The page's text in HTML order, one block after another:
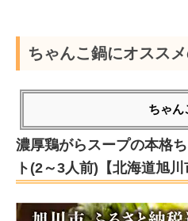
ちゃんこ鍋にオススメ
ちゃん
濃厚鶏がらスープの本格
ト(2～3人前)【北海道旭川